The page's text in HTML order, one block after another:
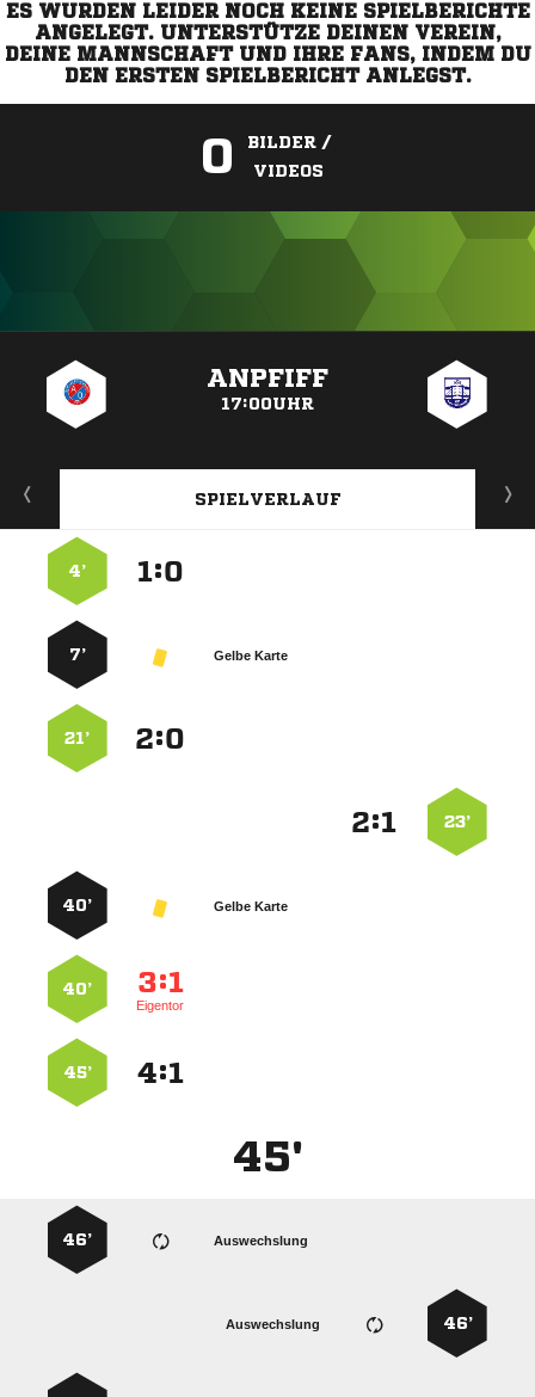
ES WURDEN LEIDER NOCH KEINE SPIELBERICHTE
ANGELEGT. UNTERSTÜTZE DEINEN VEREIN,
DEINE MANNSCHAFT UND IHRE FANS, INDEM DU
DEN ERSTEN SPIELBERICHT ANLEGST.
0
BILDER /
VIDEOS
ANPFIFF
17:00UHR
SPIELVERLAUF
:
4’
Gelbe Karte
7’
:
21’
23’
:
Gelbe Karte
40’
:
Eigentor
40’
:
45’
45'
Auswechslung
46’
46’
Auswechslung